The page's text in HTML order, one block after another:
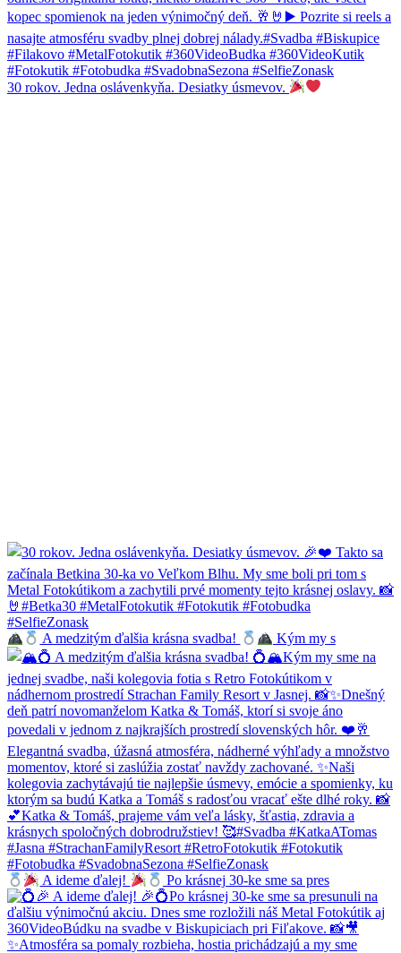
30 rokov. Jedna oslávenkyňa. Desiatky úsmevov.
A medzitým ďalšia krásna svadba! Kým my s
A ideme ďalej! Po krásnej 30-ke sme sa pres